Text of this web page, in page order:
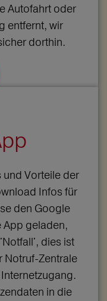
Autofahrt oder
entfernt, wir
dorthin.
und Vorteile der
Infos für
den Google
App geladen,
dies ist
Notruf-Zentrale
in die